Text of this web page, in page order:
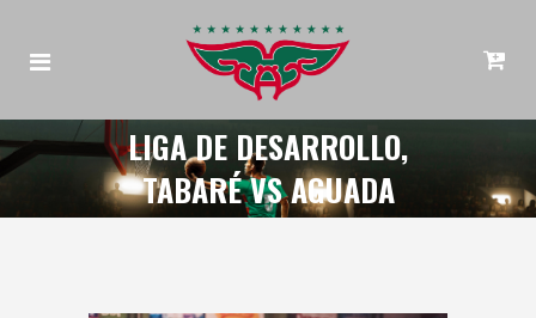
LIGA DE DESARROLLO,
TABARÉ VS AGUADA